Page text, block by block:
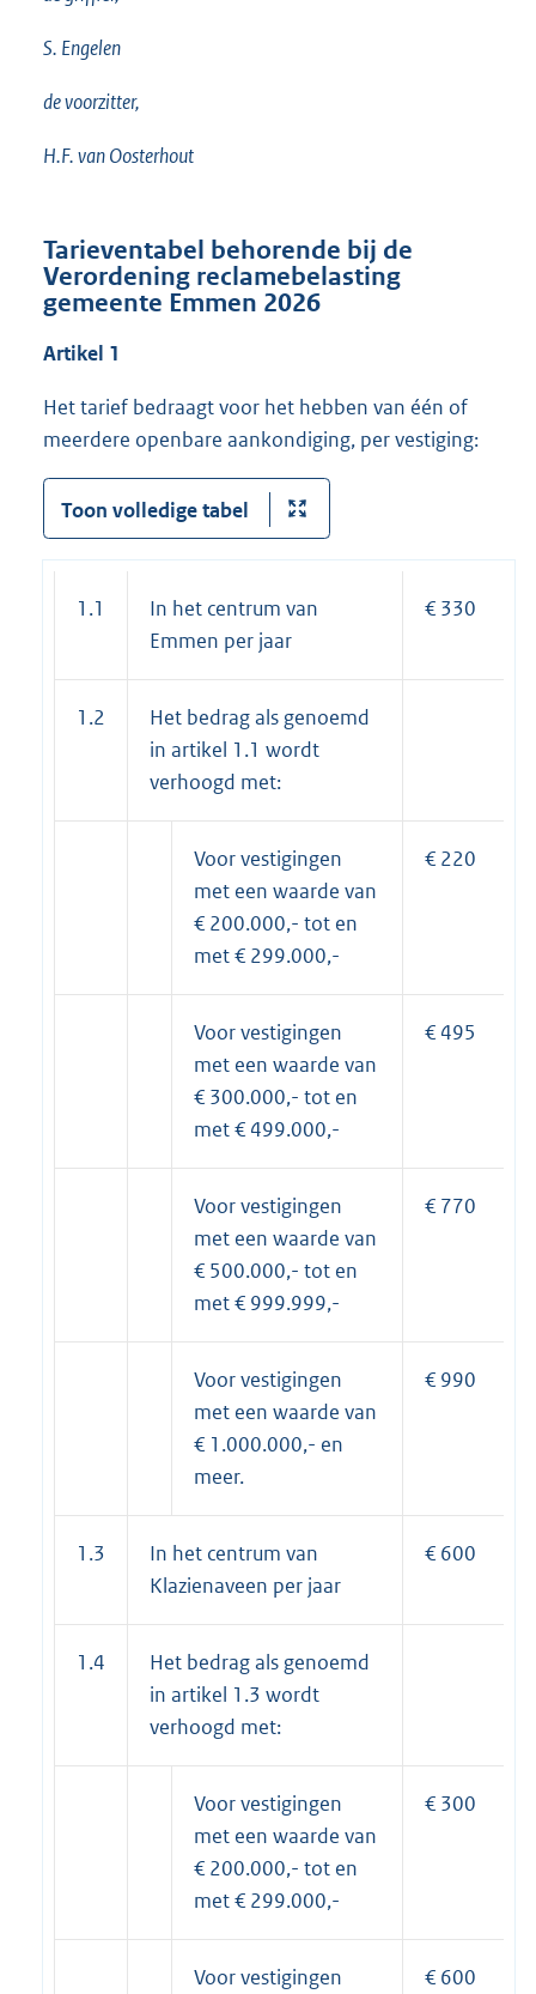
S. Engelen
de voorzitter,
H.F. van Oosterhout
Tarieventabel behorende bij de
Verordening reclamebelasting
gemeente Emmen 2026
Artikel 1
Het tarief bedraagt voor het hebben van één of
meerdere openbare aankondiging, per vestiging:
Toon volledige tabel
1.1
In het centrum van
Emmen per jaar
€ 330
1.2
Het bedrag als genoemd
in artikel 1.1 wordt
verhoogd met:
Voor vestigingen
met een waarde van
€ 200.000,- tot en
met € 299.000,-
€ 220
Voor vestigingen
met een waarde van
€ 300.000,- tot en
met € 499.000,-
€ 495
Voor vestigingen
met een waarde van
€ 500.000,- tot en
met € 999.999,-
€ 770
Voor vestigingen
met een waarde van
€ 1.000.000,- en
meer.
€ 990
1.3
In het centrum van
Klazienaveen per jaar
€ 600
1.4
Het bedrag als genoemd
in artikel 1.3 wordt
verhoogd met:
Voor vestigingen
met een waarde van
€ 200.000,- tot en
met € 299.000,-
€ 300
Voor vestigingen
€ 600